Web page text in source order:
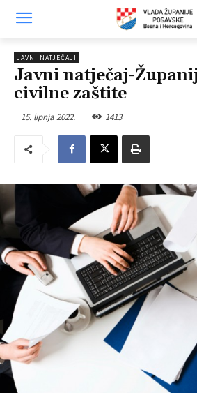
JAVNI NATJEČAJI
Javni natječaj-
civilne zaštite
15. lipnja 2022. 1413